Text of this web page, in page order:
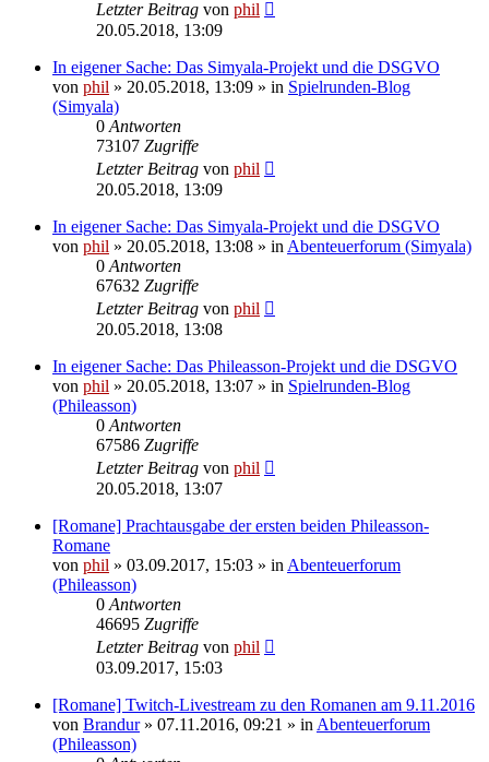
Letzter Beitrag von phil
20.05.2018, 13:09
In eigener Sache: Das Simyala-Projekt und die DSGVO
von phil » 20.05.2018, 13:09 » in Spielrunden-Blog
(Simyala)
0 Antworten
73107 Zugriffe
Letzter Beitrag von phil
20.05.2018, 13:09
In eigener Sache: Das Simyala-Projekt und die DSGVO
von phil » 20.05.2018, 13:08 » in Abenteuerforum (Simyala)
0 Antworten
67632 Zugriffe
Letzter Beitrag von phil
20.05.2018, 13:08
In eigener Sache: Das Phileasson-Projekt und die DSGVO
von phil » 20.05.2018, 13:07 » in Spielrunden-Blog
(Phileasson)
0 Antworten
67586 Zugriffe
Letzter Beitrag von phil
20.05.2018, 13:07
[Romane] Prachtausgabe der ersten beiden Phileasson-
Romane
von phil » 03.09.2017, 15:03 » in Abenteuerforum
(Phileasson)
0 Antworten
46695 Zugriffe
Letzter Beitrag von phil
03.09.2017, 15:03
[Romane] Twitch-Livestream zu den Romanen am 9.11.2016
von Brandur» 07.11.2016, 09:21 » in Abenteuerforum
(Phileasson)